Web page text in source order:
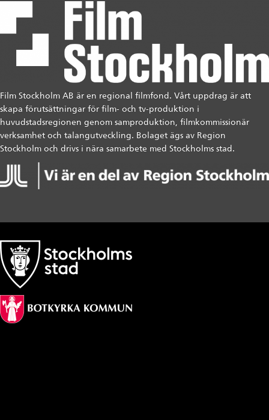
Film Stockholm AB är en regional filmfond. Vårt uppdrag är att
skapa förutsättningar för film- och tv-produktion i
huvudstadsregionen genom samproduktion, filmkommissionär
verksamhet och talangutveckling. Bolaget ägs av Region
Stockholm och drivs i nära samarbete med Stockholms stad.